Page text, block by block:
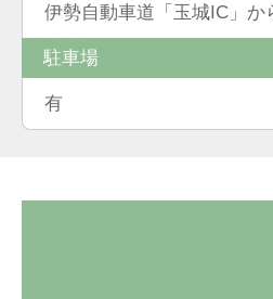
伊勢自動車道「玉城IC」か
駐車場
有